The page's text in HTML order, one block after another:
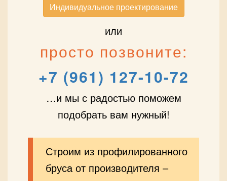
Индивидуальное проектирование
или
просто позвоните:
+7 (961) 127-10-72
…и мы с радостью поможем
подобрать вам нужный!
Строим из профилированного
бруса от производителя –